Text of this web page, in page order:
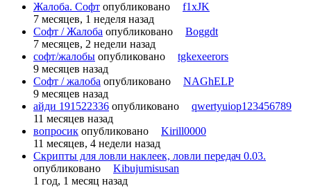
Жалоба. Софт опубликовано
f1xJK
7 месяцев, 1 неделя назад
Софт / Жалоба опубликовано
Boggdt
7 месяцев, 2 недели назад
софт/жалобы опубликовано
tgkexeerors
9 месяцев назад
Софт / жалоба опубликовано
NAGhELP
9 месяцев назад
айди 191522336 опубликовано
qwertyuiop123456789
11 месяцев назад
вопросик опубликовано
Kirill0000
11 месяцев, 4 недели назад
Скрипты для ловли наклеек, ловли передач 0.03.
опубликовано
Kibujumisusan
1 год, 1 месяц назад